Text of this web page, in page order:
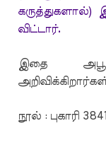
கருத்துகளால்)
விட்டார்.
இதை
நூல் : புகாரி 3841